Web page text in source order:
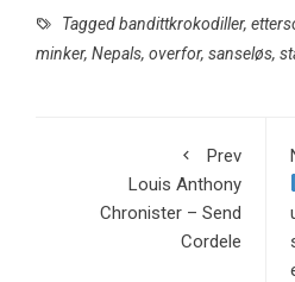
Taggedbandittkrokodiller,
minker, Nepals, overfor, sanseløs,
Prev
Louis Anthony
Chronister – Send
Cordele